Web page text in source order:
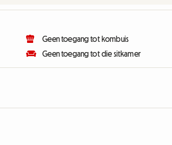
Geen toegang tot kombuis
Geen toegang tot die sitkamer